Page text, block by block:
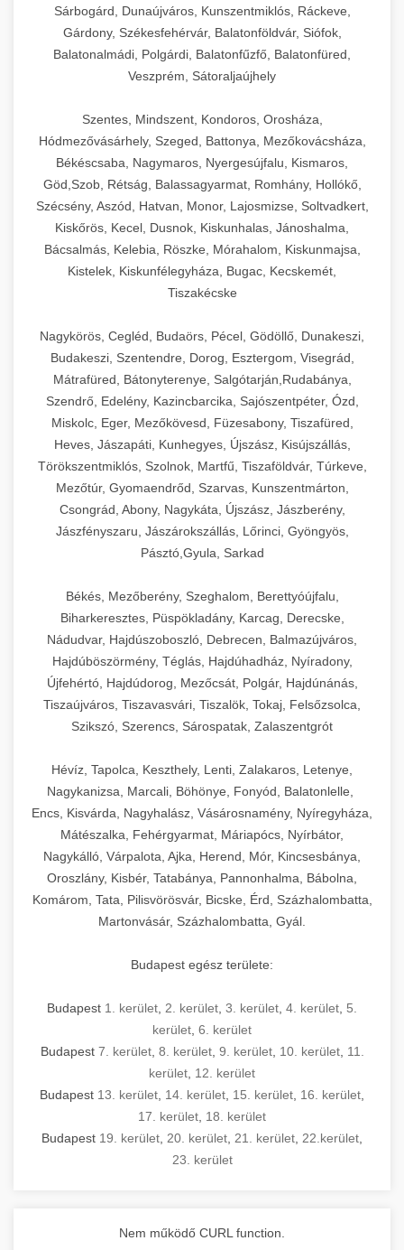
Sárbogárd, Dunaújváros, Kunszentmiklós, Ráckeve,
Gárdony, Székesfehérvár, Balatonföldvár, Siófok,
Balatonalmádi, Polgárdi, Balatonfűzfő, Balatonfüred,
Veszprém, Sátoraljaújhely
Szentes, Mindszent, Kondoros, Orosháza,
Hódmezővásárhely, Szeged, Battonya, Mezőkovácsháza,
Békéscsaba, Nagymaros, Nyergesújfalu, Kismaros,
Göd,Szob, Rétság, Balassagyarmat, Romhány, Hollókő,
Szécsény, Aszód, Hatvan, Monor, Lajosmizse, Soltvadkert,
Kiskőrös, Kecel, Dusnok, Kiskunhalas, Jánoshalma,
Bácsalmás, Kelebia, Röszke, Mórahalom, Kiskunmajsa,
Kistelek, Kiskunfélegyháza, Bugac, Kecskemét,
Tiszakécske
Nagykörös, Cegléd, Budaörs, Pécel, Gödöllő, Dunakeszi,
Budakeszi, Szentendre, Dorog, Esztergom, Visegrád,
Mátrafüred, Bátonyterenye, Salgótarján,Rudabánya,
Szendrő, Edelény, Kazincbarcika, Sajószentpéter, Ózd,
Miskolc, Eger, Mezőkövesd, Füzesabony, Tiszafüred,
Heves, Jászapáti, Kunhegyes, Újszász, Kisújszállás,
Törökszentmiklós, Szolnok, Martfű, Tiszaföldvár, Túrkeve,
Mezőtúr, Gyomaendrőd, Szarvas, Kunszentmárton,
Csongrád, Abony, Nagykáta, Újszász, Jászberény,
Jászfényszaru, Jászárokszállás, Lőrinci, Gyöngyös,
Pásztó,Gyula, Sarkad
Békés, Mezőberény, Szeghalom, Berettyóújfalu,
Biharkeresztes, Püspökladány, Karcag, Derecske,
Nádudvar, Hajdúszoboszló, Debrecen, Balmazújváros,
Hajdúböszörmény, Téglás, Hajdúhadház, Nyíradony,
Újfehértó, Hajdúdorog, Mezőcsát, Polgár, Hajdúnánás,
Tiszaújváros, Tiszavasvári, Tiszalök, Tokaj, Felsőzsolca,
Szikszó, Szerencs, Sárospatak, Zalaszentgrót
Hévíz, Tapolca, Keszthely, Lenti, Zalakaros, Letenye,
Nagykanizsa, Marcali, Böhönye, Fonyód, Balatonlelle,
Encs, Kisvárda, Nagyhalász, Vásárosnamény, Nyíregyháza,
Mátészalka, Fehérgyarmat, Máriapócs, Nyírbátor,
Nagykálló, Várpalota, Ajka, Herend, Mór, Kincsesbánya,
Oroszlány, Kisbér, Tatabánya, Pannonhalma, Bábolna,
Komárom, Tata, Pilisvörösvár, Bicske, Érd, Százhalombatta,
Martonvásár, Százhalombatta, Gyál.
Budapest egész területe:
Budapest 1. kerület 2. kerület 3. kerület 4. kerület 5.
kerület 6. kerület
Budapest 7. kerület, 8. kerület, 9. kerület, 10. kerület, 11.
kerület 12. kerület
Budapest 13. kerület 14. kerület 15. kerület 16. kerület
17. kerület 18. kerület
Budapest 19. kerület 20. kerület 21. kerület 22.kerület
23. kerület
Nem működő CURL function.